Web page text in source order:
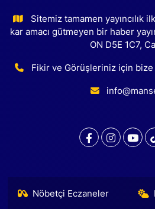
Sitemiz tamamen yayıncılık
kar amacı gütmeyen bir haber
ON D5E 1C7,
Fikir ve Görüşleriniz için
Nöbetçi Eczaneler